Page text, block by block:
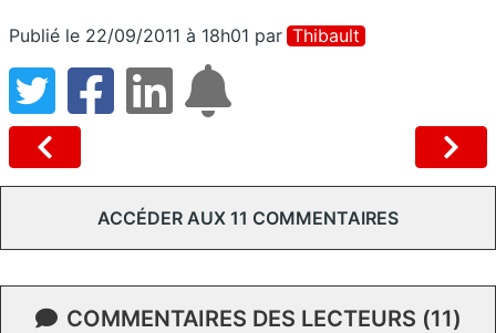
Publié le 22/09/2011 à 18h01 par Thibault
ACCÉDER AUX 11 COMMENTAIRES
COMMENTAIRES DES LECTEURS (11)